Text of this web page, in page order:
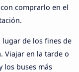
comprarlo en el
lugar de los fines de
Viajar en la tarde o
los buses más